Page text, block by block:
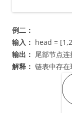
例二：
输入： head =
输出： 尾部节点
解释： 链表中存在